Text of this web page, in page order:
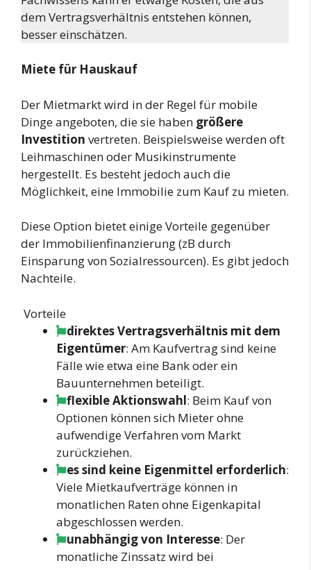
dem Vertragsverhältnis entstehen können,
besser einschätzen.
Miete für Hauskauf
Der Mietmarkt wird in der Regel für mobile
Dinge angeboten, die sie haben größere
Investition vertreten. Beispielsweise werden oft
Leihmaschinen oder Musikinstrumente
hergestellt. Es besteht jedoch auch die
Möglichkeit, eine Immobilie zum Kauf zu mieten.
Diese Option bietet einige Vorteile gegenüber
der Immobilienfinanzierung (zB durch
Einsparung von Sozialressourcen). Es gibt jedoch
Nachteile.
Vorteile
direktes Vertragsverhältnis mit dem
Eigentümer: Am Kaufvertrag sind keine
Fälle wie etwa eine Bank oder ein
Bauunternehmen beteiligt.
flexible Aktionswahl: Beim Kauf von
Optionen können sich Mieter ohne
aufwendige Verfahren vom Markt
zurückziehen.
es sind keine Eigenmittel erforderlich:
Viele Mietkaufverträge können in
monatlichen Raten ohne Eigenkapital
abgeschlossen werden.
unabhängig von Interesse: Der
monatliche Zinssatz wird bei